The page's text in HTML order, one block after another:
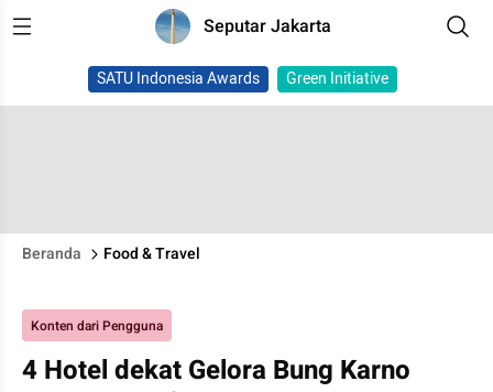
Seputar Jakarta
SATU Indonesia Awards Green Initiative
Beranda Food & Travel
Konten dari Pengguna
4 Hotel dekat Gelora Bung Karno